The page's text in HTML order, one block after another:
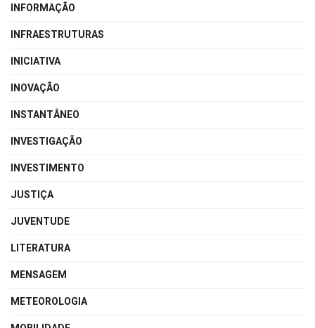
INFORMAÇÃO
INFRAESTRUTURAS
INICIATIVA
INOVAÇÃO
INSTANTÂNEO
INVESTIGAÇÃO
INVESTIMENTO
JUSTIÇA
JUVENTUDE
LITERATURA
MENSAGEM
METEOROLOGIA